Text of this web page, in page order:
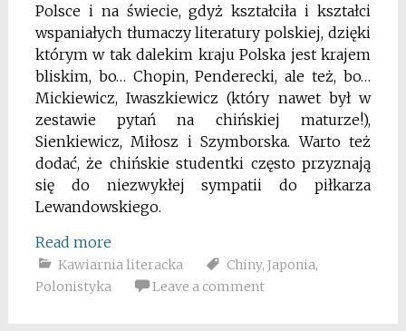
Polsce i na świecie, gdyż kształciła i kształci
wspaniałych tłumaczy literatury polskiej, dzięki
którym w tak dalekim kraju Polska jest krajem
bliskim, bo… Chopin, Penderecki, ale też, bo…
Mickiewicz, Iwaszkiewicz (który nawet był w
zestawie pytań na chińskiej maturze!),
Sienkiewicz, Miłosz i Szymborska. Warto też
dodać, że chińskie studentki często przyznają
się do niezwykłej sympatii do piłkarza
Lewandowskiego.
Read more
Kawiarnia literacka Chiny, Japonia,
Polonistyka
Leave a comment